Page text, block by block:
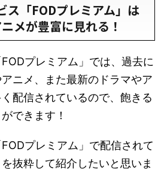
ス「FODプレミアム」は
メが豊富に見れる！
プレミアム」では、過去に
ニメ、また最新のドラマやア
配信されているので、飽きる
できます！
プレミアム」で配信されて
抜粋して紹介したいと思いま